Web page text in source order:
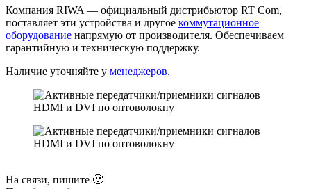
Компания RIWA — официальный дистрибьютор RT Com,
поставляет эти устройства и другое коммутационное
оборудование напрямую от производителя. Обеспечиваем
гарантийную и техническую поддержку.
Наличие уточняйте у менеджеров.
На связи, пишите 🙂